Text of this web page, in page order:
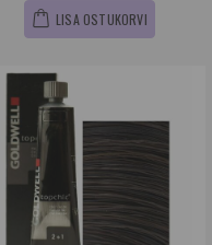
LISA OSTUKORVI